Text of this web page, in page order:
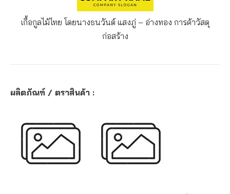
เกื้อกูลไม้ไทย โดยนางธนวันต์ แสงภู่ – อ่างทอง การค้าวัสดุ
ก่อสร้าง
ผลิตภัณฑ์ / ตราสินค้า :